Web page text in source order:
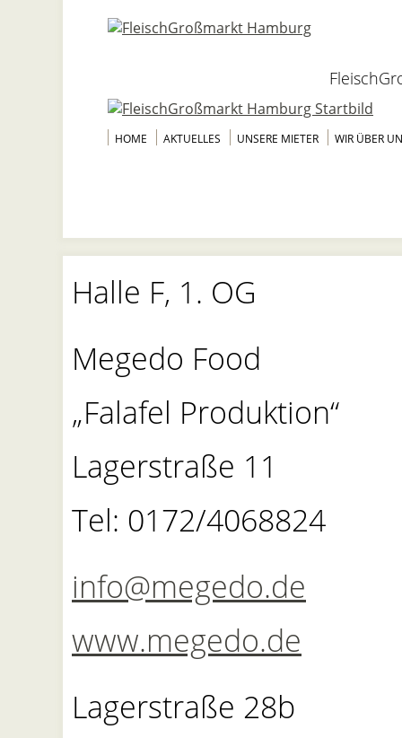
HOME AKTUELLES UNSERE MIETER WIR ÜBER
Halle F, 1. OG
Megedo Food
„Falafel Produktion“
Lagerstraße 11
Tel: 0172/4068824
info@megedo.de
www.megedo.de
Lagerstraße 28b